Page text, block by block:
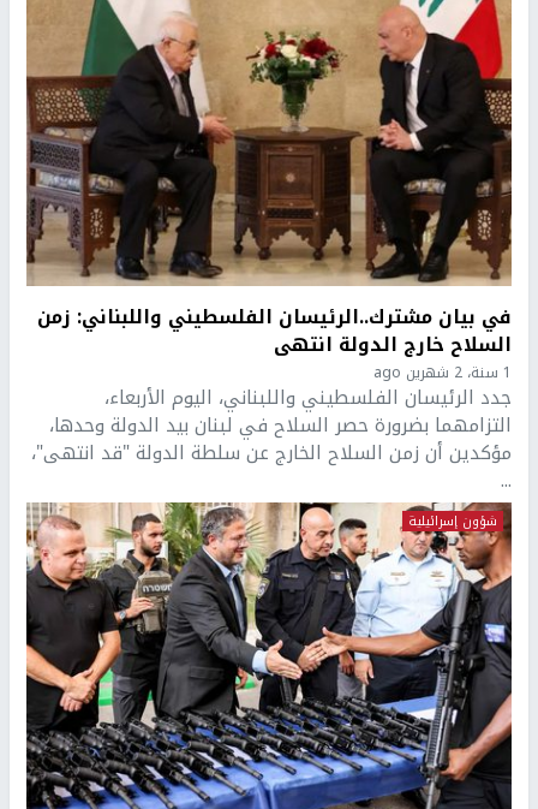
في بيان مشترك..الرئيسان الفلسطيني واللبناني: زمن
السلاح خارج الدولة انتهى
1 سنة، 2 شهرين ago
جدد الرئيسان الفلسطيني واللبناني، اليوم الأربعاء،
التزامهما بضرورة حصر السلاح في لبنان بيد الدولة وحدها،
مؤكدين أن زمن السلاح الخارج عن سلطة الدولة "قد انتهى"،
...
شؤون إسرائيلية